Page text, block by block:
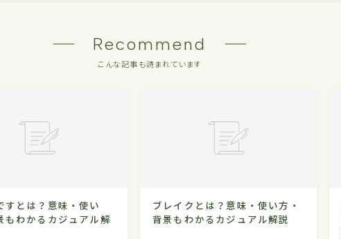
Recommend
こんな記事も読まれています
すとは？意味・使い
もわかるカジュアル解
ブレイクとは？意味・使い方・
背景もわかるカジュアル解説